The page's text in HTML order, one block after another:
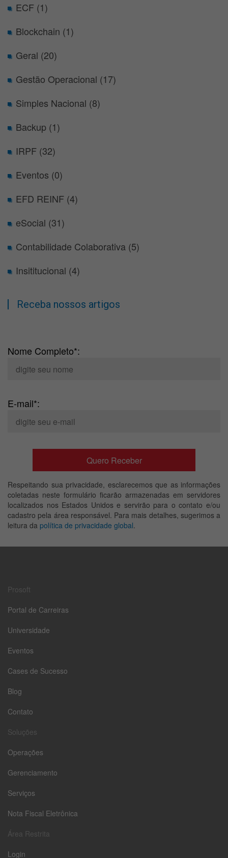
ECF (1)
Blockchain (1)
Geral (20)
Gestão Operacional (17)
Simples Nacional (8)
Backup (1)
IRPF (32)
Eventos (0)
EFD REINF (4)
eSocial (31)
Contabilidade Colaborativa (5)
Insititucional (4)
Receba nossos artigos
Nome Completo*:
E-mail*:
Respeitando sua privacidade, esclarecemos que as informações
coletadas neste formulário ficarão armazenadas em servidores
localizados nos Estados Unidos e servirão para o contato e/ou
cadastro pela área responsável. Para mais detalhes, sugerimos a
leitura da política de privacidade global.
Prosoft
Portal de Carreiras
Universidade
Eventos
Cases de Sucesso
Blog
Contato
Soluções
Operações
Gerenciamento
Serviços
Nota Fiscal Eletrônica
Área Restrita
Login